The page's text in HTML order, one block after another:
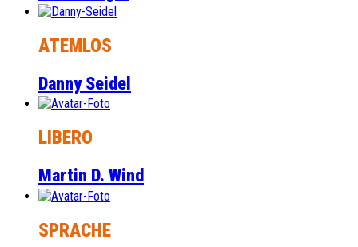
ATEMLOS
Danny Seidel
LIBERO
Martin D. Wind
SPRACHE